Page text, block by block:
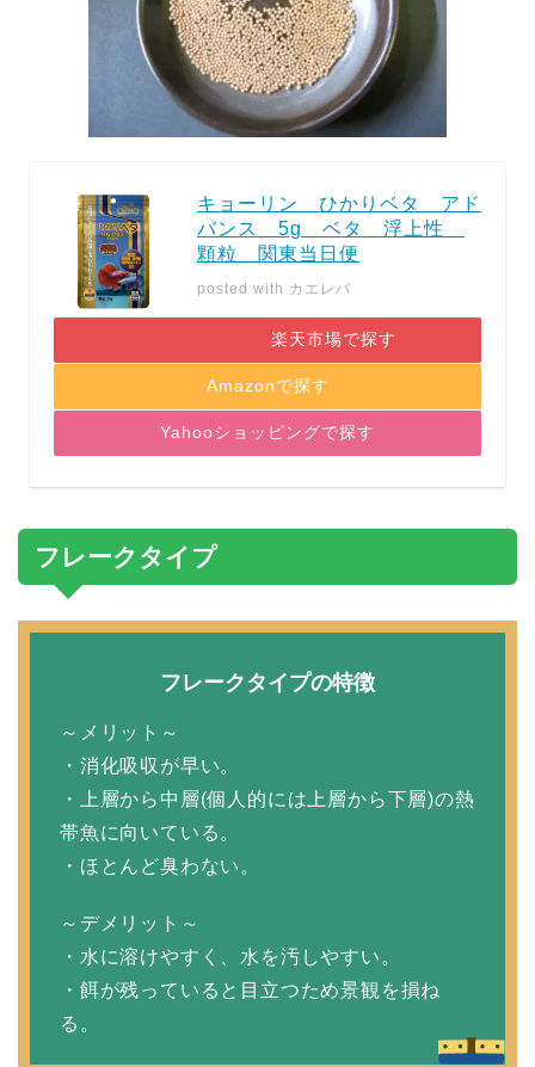
キョーリン ひかりベタ アド
バンス 5g ベタ 浮上性
顆粒 関東当日便
posted with カエレバ
楽天市場で探す
Amazonで探す
Yahooショッピングで探す
フレークタイプ
フレークタイプの特徴
～メリット～
・消化吸収が早い。
・上層から中層(個人的には上層から下層)の熱
帯魚に向いている。
・ほとんど臭わない。
～デメリット～
・水に溶けやすく、水を汚しやすい。
・餌が残っていると目立つため景観を損ね
る。